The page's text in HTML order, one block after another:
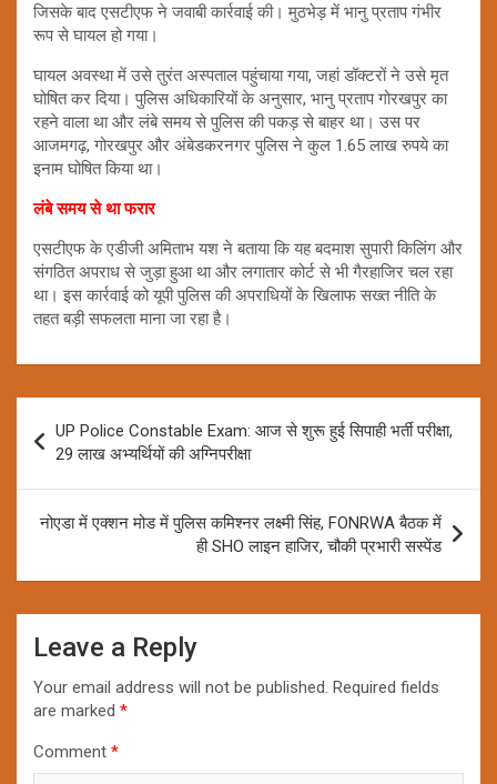
जिसके बाद एसटीएफ ने जवाबी कार्रवाई की। मुठभेड़ में भानु प्रताप गंभीर
रूप से घायल हो गया।
घायल अवस्था में उसे तुरंत अस्पताल पहुंचाया गया, जहां डॉक्टरों ने उसे मृत
घोषित कर दिया। पुलिस अधिकारियों के अनुसार, भानु प्रताप गोरखपुर का
रहने वाला था और लंबे समय से पुलिस की पकड़ से बाहर था। उस पर
आजमगढ़, गोरखपुर और अंबेडकरनगर पुलिस ने कुल 1.65 लाख रुपये का
इनाम घोषित किया था।
लंबे समय से था फरार
एसटीएफ के एडीजी अमिताभ यश ने बताया कि यह बदमाश सुपारी किलिंग और
संगठित अपराध से जुड़ा हुआ था और लगातार कोर्ट से भी गैरहाजिर चल रहा
था। इस कार्रवाई को यूपी पुलिस की अपराधियों के खिलाफ सख्त नीति के
तहत बड़ी सफलता माना जा रहा है।
navigation
UP Police Constable Exam: आज से शुरू हुई सिपाही भर्ती परीक्षा,
29 लाख अभ्यर्थियों की अग्निपरीक्षा
नोएडा में एक्शन मोड में पुलिस कमिश्नर लक्ष्मी सिंह, FONRWA बैठक में
ही SHO लाइन हाजिर, चौकी प्रभारी सस्पेंड
Leave a Reply
Your email address will not be published. Required fields
are marked *
Comment *